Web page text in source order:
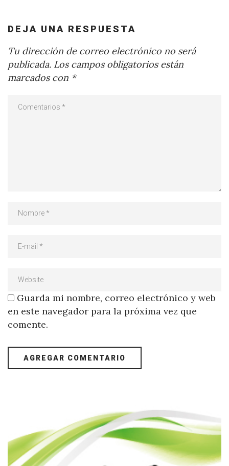
DEJA UNA RESPUESTA
Tu dirección de correo electrónico no será
publicada. Los campos obligatorios están
marcados con *
Guarda mi nombre, correo electrónico y web
en este navegador para la próxima vez que
comente.